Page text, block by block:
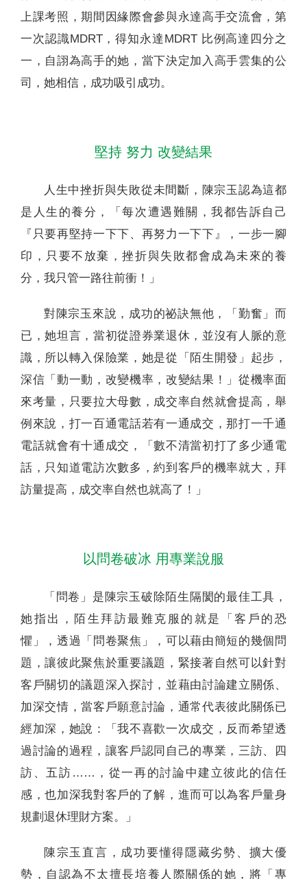
上課考照，期間因緣際會參與永達高手交流會，第
一次認識MDRT，得知永達MDRT 比例高達四分之
一，自詡為高手的她，當下決定加入高手雲集的公
司，她相信，成功吸引成功。
堅持 努力 改變結果
人生中挫折與失敗從未間斷，陳宗玉認為這都
是人生的養分，「每次遭遇難關，我都告訴自己
『只要再堅持一下下、再努力一下下』，一步一腳
印，只要不放棄，挫折與失敗都會成為未來的養
分，我只管一路往前衝！」
對陳宗玉來說，成功的祕訣無他，「勤奮」而
已，她坦言，當初從證券業退休，並沒有人脈的意
識，所以轉入保險業，她是從「陌生開發」起步，
深信「動一動，改變機率，改變結果！」從機率面
來考量，只要拉大母數，成交率自然就會提高，舉
例來說，打一百通電話若有一通成交，那打一千通
電話就會有十通成交，「數不清當初打了多少通電
話，只知道電訪次數多，約到客戶的機率就大，拜
訪量提高，成交率自然也就高了！」
以問卷破冰 用專業說服
「問卷」是陳宗玉破除陌生隔閡的最佳工具，
她指出，陌生拜訪最難克服的就是「客戶的恐
懼」，透過「問卷聚焦」，可以藉由簡短的幾個問
題，讓彼此聚焦於重要議題，緊接著自然可以針對
客戶關切的議題深入探討，並藉由討論建立關係、
加深交情，當客戶願意討論，通常代表彼此關係已
經加深，她說：「我不喜歡一次成交，反而希望透
過討論的過程，讓客戶認同自己的專業，三訪、四
訪、五訪……，從一再的討論中建立彼此的信任
感，也加深我對客戶的了解，進而可以為客戶量身
規劃退休理財方案。」
陳宗玉直言，成功要懂得隱藏劣勢、擴大優
勢，自認為不太擅長培養人際關係的她，將「專